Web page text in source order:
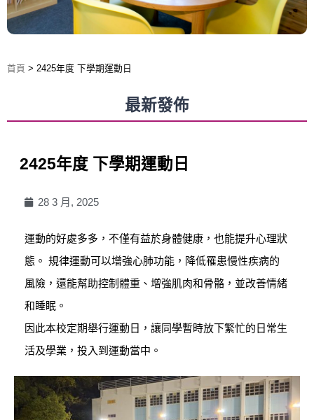
首頁 > 2425年度 下學期運動日
最新發佈
2425年度 下學期運動日
28 3 月, 2025
運動的好處多多，不僅有益於身體健康，也能提升心理狀
態。 規律運動可以增強心肺功能，降低罹患慢性疾病的
風險，還能幫助控制體重、增強肌肉和骨骼，並改善情緒
和睡眠。
因此本校定期舉行運動日，讓同學暫時放下繁忙的日常生
活及學業，投入到運動當中。